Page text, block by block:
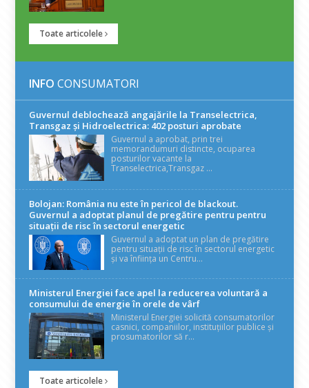
Toate articolele
INFO CONSUMATORI
Guvernul deblochează angajările la Transelectrica,
Transgaz și Hidroelectrica: 402 posturi aprobate
Guvernul a aprobat, prin trei
memorandumuri distincte, ocuparea
posturilor vacante la
Transelectrica,Transgaz ...
Bolojan: România nu este în pericol de blackout.
Guvernul a adoptat planul de pregătire pentru pentru
situații de risc în sectorul energetic
Guvernul a adoptat un plan de pregătire
pentru situații de risc în sectorul energetic
și va înființa un Centru...
Ministerul Energiei face apel la reducerea voluntară a
consumului de energie în orele de vârf
Ministerul Energiei solicită consumatorilor
casnici, companiilor, instituțiilor publice și
prosumatorilor să r...
Toate articolele